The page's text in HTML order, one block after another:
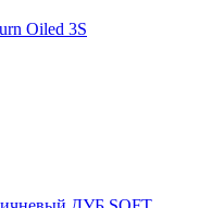
Oiled 3S